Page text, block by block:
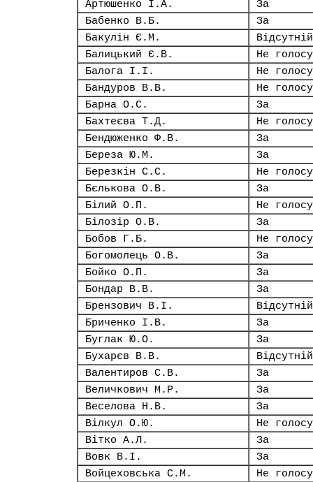
Артюшенко І.А.
За
Бабенко В.Б.
За
Бакулін Є.М.
Відсутній
Балицький Є.В.
Не
Балога І.І.
Не
Бандуров В.В.
Не
Барна О.С.
За
Бахтеєва Т.Д.
Не
Бендюженко Ф.В.
За
Береза Ю.М.
За
Березкін С.С.
Не
Бєлькова О.В.
За
Білий О.П.
Не
Білозір О.В.
За
Бобов Г.Б.
Не
Богомолець О.В.
За
Бойко О.П.
За
Бондар В.В.
За
Брензович В.І.
Відсутній
Бриченко І.В.
За
Буглак Ю.О.
За
Бухарєв В.В.
Відсутній
Валентиров С.В.
За
Величкович М.Р.
За
Веселова Н.В.
За
Вілкул О.Ю.
Не
Вітко А.Л.
За
Вовк В.І.
За
Войцеховська С.М.
Не